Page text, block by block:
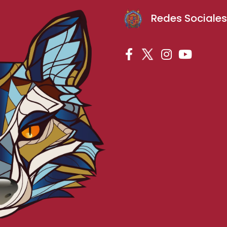
Redes Sociales